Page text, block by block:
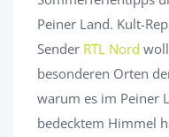
Peiner Land. Kult-
Sender RTL Nord
besonderen Orten
warum es im Peiner
bedecktem Himmel